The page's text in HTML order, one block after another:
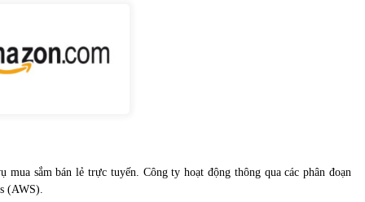
sắm bán lẻ trực tuyến. Công ty hoạt động thông qua các phân đoạn
(AWS).